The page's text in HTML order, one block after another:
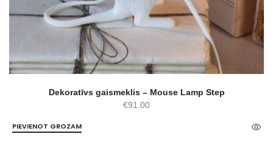
Dekoratīvs gaismeklis – Mouse Lamp Step
€91.00
PIEVIENOT GROZAM